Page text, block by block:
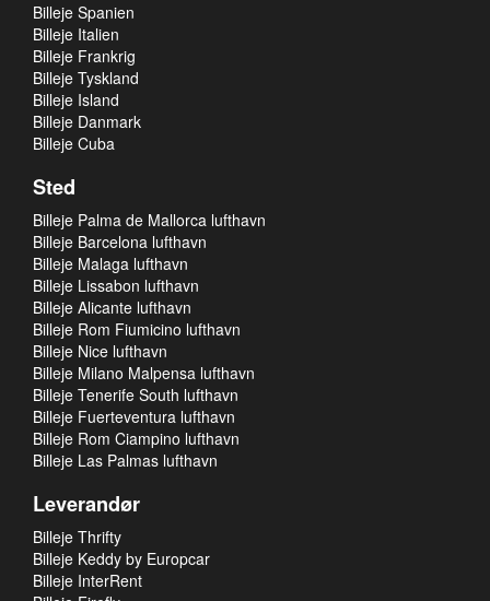
Billeje Spanien
Billeje Italien
Billeje Frankrig
Billeje Tyskland
Billeje Island
Billeje Danmark
Billeje Cuba
Sted
Billeje Palma de Mallorca lufthavn
Billeje Barcelona lufthavn
Billeje Malaga lufthavn
Billeje Lissabon lufthavn
Billeje Alicante lufthavn
Billeje Rom Fiumicino lufthavn
Billeje Nice lufthavn
Billeje Milano Malpensa lufthavn
Billeje Tenerife South lufthavn
Billeje Fuerteventura lufthavn
Billeje Rom Ciampino lufthavn
Billeje Las Palmas lufthavn
Leverandør
Billeje Thrifty
Billeje Keddy by Europcar
Billeje InterRent